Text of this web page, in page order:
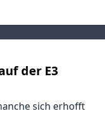
der E3
sich erhofft